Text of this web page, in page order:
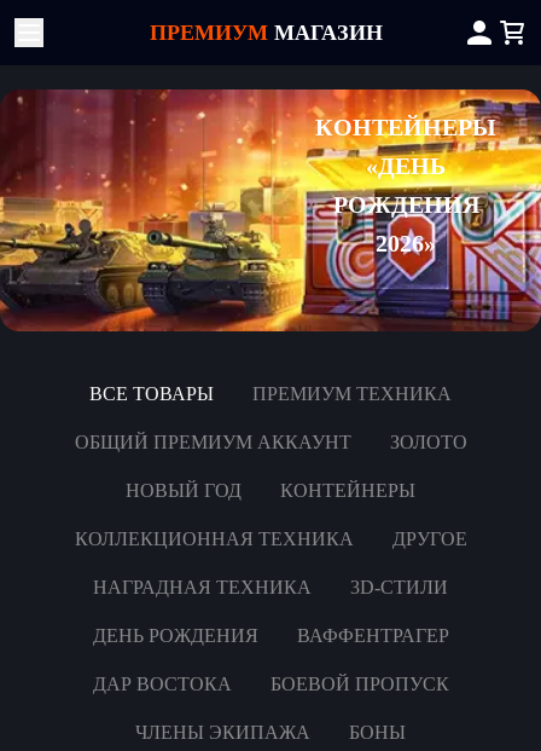
ПРЕМИУМ МАГАЗИН
КОНТЕЙНЕРЫ
«ДЕНЬ
РОЖДЕНИЯ
2026»
ВСЕ ТОВАРЫ ПРЕМИУМ ТЕХНИКА
ОБЩИЙ ПРЕМИУМ АККАУНТ ЗОЛОТО
НОВЫЙ ГОД КОНТЕЙНЕРЫ
КОЛЛЕКЦИОННАЯ ТЕХНИКА ДРУГОЕ
НАГРАДНАЯ ТЕХНИКА 3D-СТИЛИ
ДЕНЬ РОЖДЕНИЯ ВАФФЕНТРАГЕР
ДАР ВОСТОКА БОЕВОЙ ПРОПУСК
ЧЛЕНЫ ЭКИПАЖА БОНЫ